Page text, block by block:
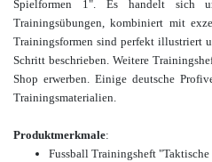
Spielformen 1". Es handelt sich
Trainingsübungen, kombiniert mit
Trainingsformen sind perfekt illustriert
Schritt beschrieben.Weitere
Shop erwerben. Einige deutsche
Trainingsmaterialien.
Produktmerkmale:
Fussball Trainingsheft "